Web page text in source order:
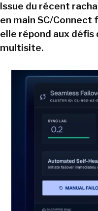
Issue du récent
en main SC/Connect
elle répond aux
multisite.